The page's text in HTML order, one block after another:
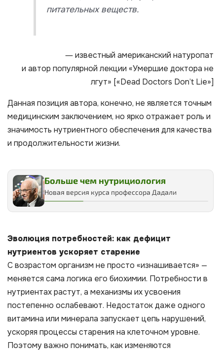
питательных веществ.
― известный американский натуропат
и автор популярной лекции «Умершие доктора не
лгут» [«Dead Doctors Don’t Lie»]
Данная позиция автора, конечно, не является точным
медицинским заключением, но ярко отражает роль и
значимость нутриентного обеспечения для качества
и продолжительности жизни.
Больше чем нутрициология
Новая версия курса профессора Дадали
Эволюция потребностей: как дефицит
нутриентов ускоряет старение
С возрастом организм не просто «изнашивается» —
меняется сама логика его биохимии. Потребности в
нутриентах растут, а механизмы их усвоения
постепенно ослабевают. Недостаток даже одного
витамина или минерала запускает цепь нарушений,
ускоряя процессы старения на клеточном уровне.
Поэтому важно понимать, как изменяются